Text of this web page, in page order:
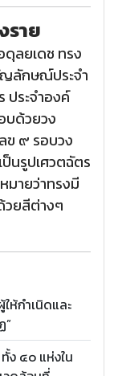
ราย
ลยเดช ทรง
ญลักษณ์ประจำ
ประจำองค์
บด้วยวง
ข ๙ รอบวง
นรูปเศวตฉัตร
ายว่าทรงมี
วยสีต่างๆ
ห้กำเนิดและ
”
ง ๔๐ แห่งใน